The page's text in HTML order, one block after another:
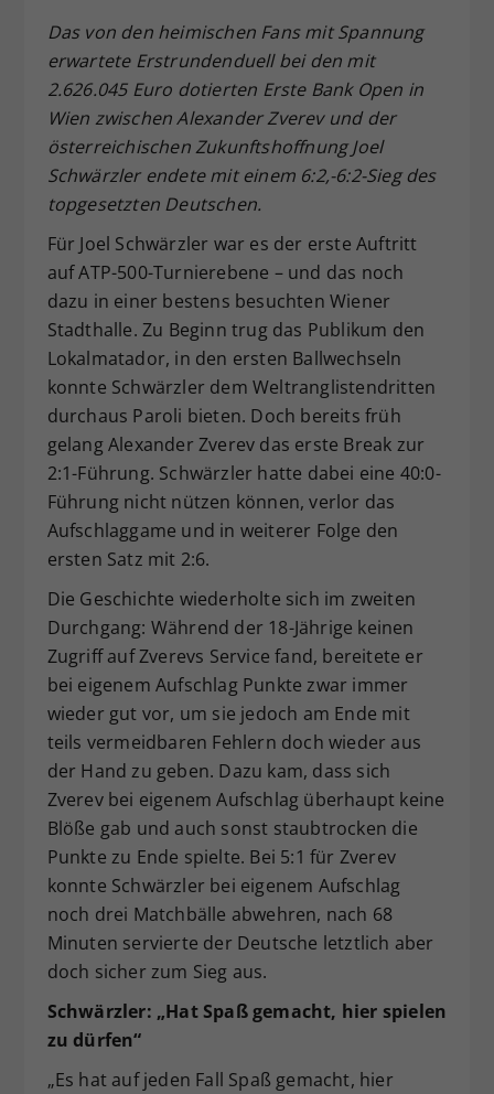
Das von den heimischen Fans mit Spannung
erwartete Erstrundenduell bei den mit
2.626.045 Euro dotierten Erste Bank Open in
Wien zwischen Alexander Zverev und der
österreichischen Zukunftshoffnung Joel
Schwärzler endete mit einem 6:2,-6:2-Sieg des
topgesetzten Deutschen.
Für Joel Schwärzler war es der erste Auftritt
auf ATP-500-Turnierebene – und das noch
dazu in einer bestens besuchten Wiener
Stadthalle. Zu Beginn trug das Publikum den
Lokalmatador, in den ersten Ballwechseln
konnte Schwärzler dem Weltranglistendritten
durchaus Paroli bieten. Doch bereits früh
gelang Alexander Zverev das erste Break zur
2:1-Führung. Schwärzler hatte dabei eine 40:0-
Führung nicht nützen können, verlor das
Aufschlaggame und in weiterer Folge den
ersten Satz mit 2:6.
Die Geschichte wiederholte sich im zweiten
Durchgang: Während der 18-Jährige keinen
Zugriff auf Zverevs Service fand, bereitete er
bei eigenem Aufschlag Punkte zwar immer
wieder gut vor, um sie jedoch am Ende mit
teils vermeidbaren Fehlern doch wieder aus
der Hand zu geben. Dazu kam, dass sich
Zverev bei eigenem Aufschlag überhaupt keine
Blöße gab und auch sonst staubtrocken die
Punkte zu Ende spielte. Bei 5:1 für Zverev
konnte Schwärzler bei eigenem Aufschlag
noch drei Matchbälle abwehren, nach 68
Minuten servierte der Deutsche letztlich aber
doch sicher zum Sieg aus.
Schwärzler: „Hat Spaß gemacht, hier spielen
zu dürfen“
„Es hat auf jeden Fall Spaß gemacht, hier
Zweck
Dieser Wert speichert Ihre Consent-
Einstellungen. Unter anderem eine
historische Speicherung Ihrer
vorgenommen Einstellungen, falls der
Webseiten-Betreiber dies eingestellt
hat.